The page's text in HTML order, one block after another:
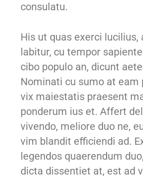
consulatu.
His ut quas exerci lucilius,
labitur, cu tempor
cibo populo an, dicunt
Nominati cu sumo at eam
vix maiestatis praesent
ponderum ius et. Affert
vivendo, meliore duo ne,
vim blandit efficiendi ad.
legendos quaerendum
dicta dissentiet at, est ad